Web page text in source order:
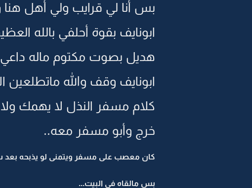
بس أنا لي قرايب ولي أهل هنا
ابونايف بقوة أحلفي بالله
هديل بصوت مكتوم ماله داعي
ابونايف وقف والله ماتطلعين
كلام مسفر النذل لا يهمك
خرج وأبو مسفر معه..
كان معصب على مسفر ويتمنى لو يذبحه بعد
بس مالقاه في البيت...